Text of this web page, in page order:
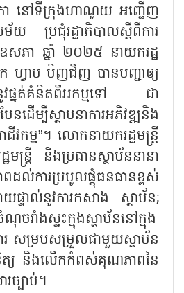
ា នៅទីក្រុងហាណូយ អញ្ជើញ
សម័យ ប្រជុំរដ្ឋាភិបាលស្តីពីការ
ឧសភា ឆ្នាំ ២០២៥ នាយករដ្ឋ
ហ្វាម មិញជីញ បានបញ្ជាឲ្យ
ននូវផ្នត់គំនិតពីអកម្មទៅ ជា
ម្បីស្ថាបនាការអភិវឌ្ឍនិង
វកម្ម”។ លោកនាយករដ្ឋមន្ត្រី
មន្ត្រី និងប្រធានស្ថាប័ននានា
ល់ការប្រមូលផ្តុំធនធានខ្ពស់
ទាល់នូវការកសាង ស្ថាប័ន;
ណុចរាំងស្ទះក្នុងស្ថាប័ននៅក្នុង
រ សម្របសម្រួលជាមួយស្ថាប័ន
និត្យ និងលើកកំពស់គុណភាពនៃ
ច្បាប់។